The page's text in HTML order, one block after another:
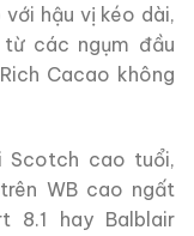
hậu vị kéo dài,
các ngụm đầu
Cacao không
Scotch cao tuổi,
WB cao ngất
8.1 hay Balblair